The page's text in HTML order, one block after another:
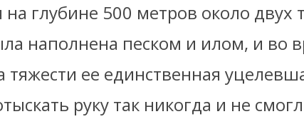
глубине 500 метров около двух
наполнена песком и илом, и во
тяжести ее единственная
руку так никогда и не